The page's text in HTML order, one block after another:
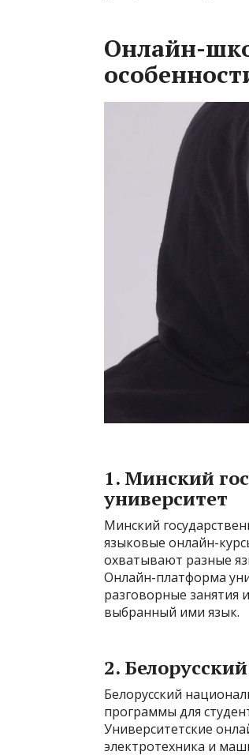
Онлайн-
1. Минский
университет
Минский
языковые онлайн-
охватывают разные
Онлайн-платформа
разговорные занятия
выбранный ими язык.
2.
Белорусский
программы для
Университетские
электротехника и